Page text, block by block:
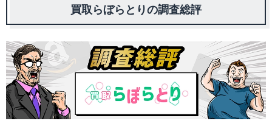
買取らぼらとりの調査総評